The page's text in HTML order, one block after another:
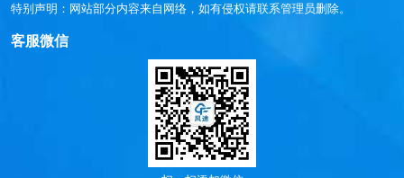
特别声明：网站部分内容来自网络，如有侵权请联系管理员删除。
客服微信